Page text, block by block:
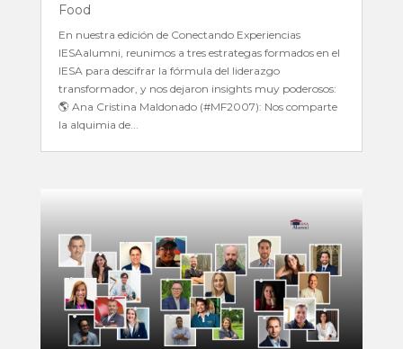
Food
En nuestra edición de Conectando Experiencias
IESAalumni, reunimos a tres estrategas formados en el
IESA para descifrar la fórmula del liderazgo
transformador, y nos dejaron insights muy poderosos:
🌎 Ana Cristina Maldonado (#MF2007): Nos comparte
la alquimia de...